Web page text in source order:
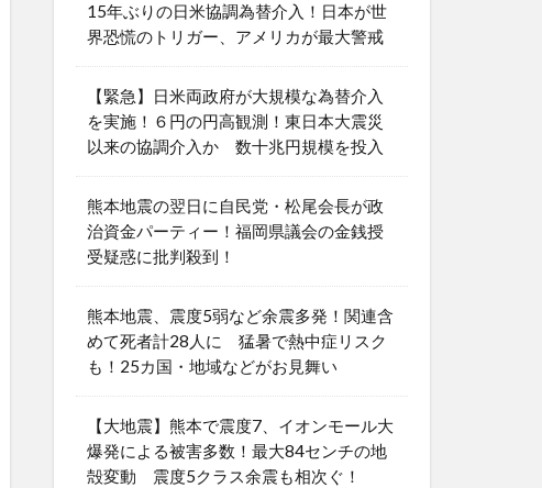
15年ぶりの日米協調為替介入！日本が世
界恐慌のトリガー、アメリカが最大警戒
【緊急】日米両政府が大規模な為替介入
を実施！６円の円高観測！東日本大震災
以来の協調介入か 数十兆円規模を投入
熊本地震の翌日に自民党・松尾会長が政
治資金パーティー！福岡県議会の金銭授
受疑惑に批判殺到！
熊本地震、震度5弱など余震多発！関連含
めて死者計28人に 猛暑で熱中症リスク
も！25カ国・地域などがお見舞い
【大地震】熊本で震度7、イオンモール大
爆発による被害多数！最大84センチの地
殻変動 震度5クラス余震も相次ぐ！